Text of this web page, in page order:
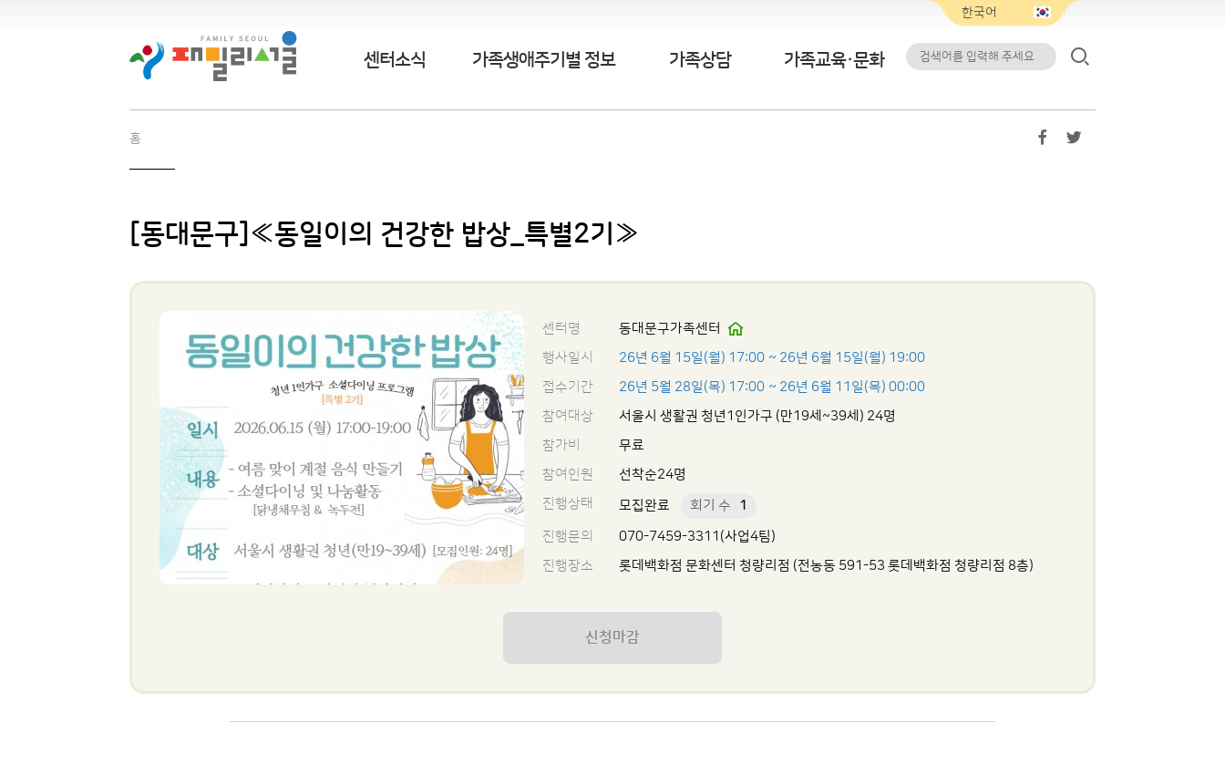
센터소식 가족생애주기별 정보 가족상담 가족교육·문화
홈
[동대문구]≪동일이의 건강한 밥상_특별2기≫
센터명
동대문구가족센터
행사일시
26년 6월 15일(월) 17:00 ~ 26년 6월 15일(월) 19:00
접수기간
26년 5월 28일(목) 17:00 ~ 26년 6월 11일(목) 00:00
참여대상
서울시 생활권 청년1인가구 (만19세~39세) 24명
참가비
무료
참여인원
선착순24명
진행상태
모집완료 회기 수
1
진행문의
070-7459-3311(사업4팀)
진행장소
롯데백화점 문화센터 청량리점 (전농동 591-53 롯데백화점 청량리점 8층)
신청마감